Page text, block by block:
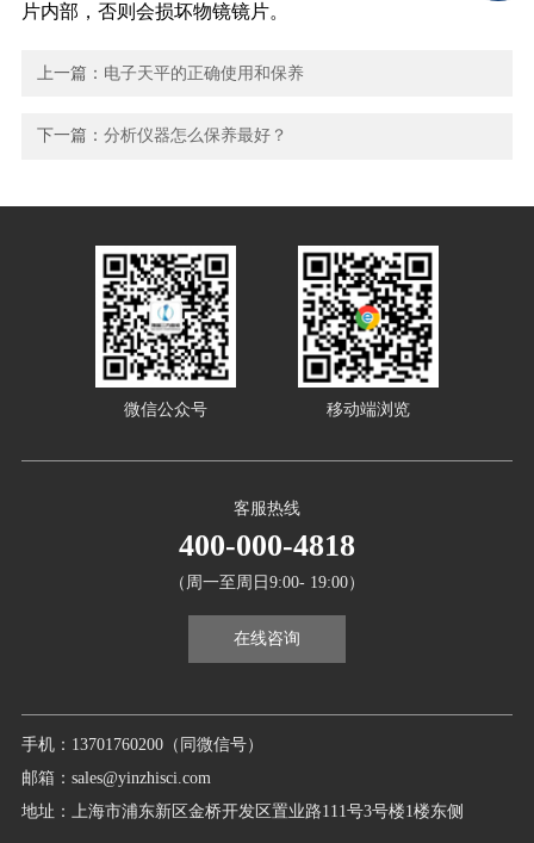
片内部，否则会损坏物镜镜片。
上一篇： 电子天平的正确使用和保养
下一篇：分析仪器怎么保养最好？
手机：13701760200（同微信号）
邮箱：sales@yinzhisci.com
地址：上海市浦东新区金桥开发区置业路111号3号楼1楼东侧
客服热线
400-000-4818
（周一至周日9:00- 19:00）
在线咨询
微信公众号 移动端浏览